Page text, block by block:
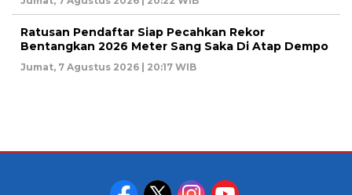
Ratusan Pendaftar Siap Pecahkan Rekor
Bentangkan 2026 Meter Sang Saka Di Atap Dempo
Jumat, 7 Agustus 2026 | 20:17 WIB